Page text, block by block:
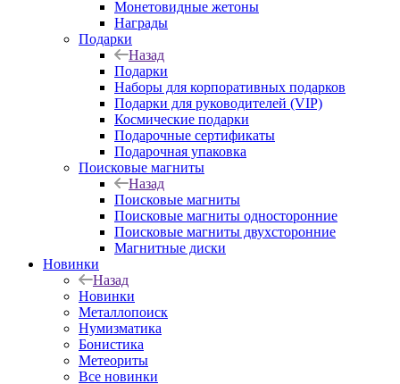
Монетовидные жетоны
Награды
Подарки
Назад
Подарки
Наборы для корпоративных подарков
Подарки для руководителей (VIP)
Космические подарки
Подарочные сертификаты
Подарочная упаковка
Поисковые магниты
Назад
Поисковые магниты
Поисковые магниты односторонние
Поисковые магниты двухсторонние
Магнитные диски
Новинки
Назад
Новинки
Металлопоиск
Нумизматика
Бонистика
Метеориты
Все новинки